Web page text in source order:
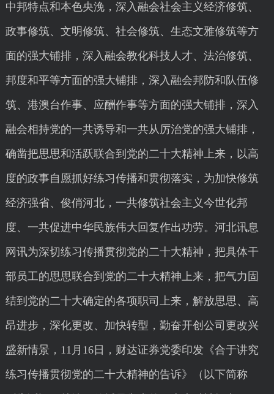
中邦特点和本色央浼，深入融会社会主义经济修筑、
政事修筑、文明修筑、社会修筑、生态文雅修筑等方
面的强大铺排，深入融会教化科技人才、法治修筑、
邦度和平等方面的强大铺排，深入融会邦防和队伍修
筑、港澳台作事、应酬作事等方面的强大铺排，深入
融会相持党的一共诱导和一共从厉治党的强大铺排，
确凿把思思和活跃联合到党的二十大精神上来，以高
度的政事自愿抓好练习传播和贯彻落实，为加快修筑
经济强省、俊俏河北，一共修筑社会主义今世化邦
度、一共促进中华民族伟大回复作出功劳。河北讯息
网讯为深切练习传播贯彻党的二十大精神，把具体干
部员工的思思联合到党的二十大精神上来，把气力固
结到党的二十大确定的各项职司上来，解放思思、高
昂进步，深化更改、加快转型，勤奋开创公司更改兴
盛新情景，11月16日，财达证券党委印发《合于讲究
练习传播贯彻党的二十大精神的告诉》（以下简称